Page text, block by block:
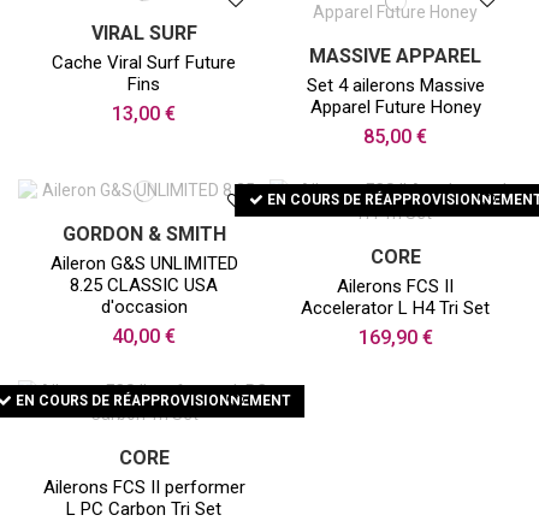
VIRAL SURF
Cache Viral Surf Future
Fins
13,00 €
MASSIVE APPAREL
Set 4 ailerons Massive
Apparel Future Honey
85,00 €
GORDON & SMITH
Aileron G&S UNLIMITED
8.25 CLASSIC USA
d'occasion
40,00 €
EN COURS DE
CORE
Ailerons FCS II
Accelerator L H4 Tri Set
169,90 €
EN COURS DE RÉAPPROVISIONNEMENT
CORE
Ailerons FCS II performer
L PC Carbon Tri Set